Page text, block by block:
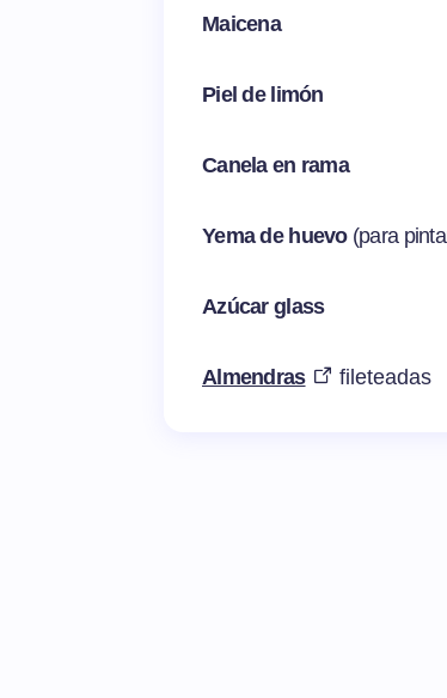
Maicena
Piel de limón
Canela en rama
Yema de huevo (para
Azúcar glass
Almendras fileteadas